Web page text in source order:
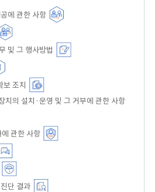
에 관한 사항
및 그 행사방법
보 조치
치의 설치·운영 및 그 거부에 관한 사항
관한 사항
단 결과